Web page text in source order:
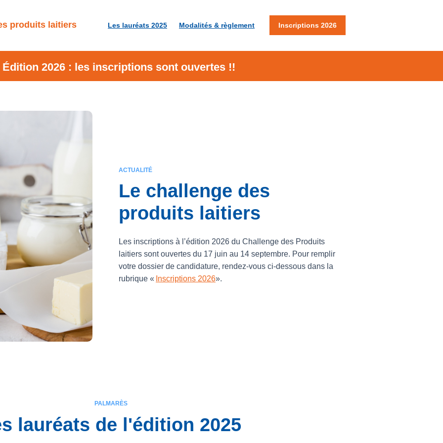
Inscriptions 2026
produits laitiers Les lauréats 2025 Modalités & règlement
Édition 2026 : les inscriptions sont ouvertes !!
ACTUALITÉ
Le challenge des
produits laitiers
Les inscriptions à l’édition 2026 du Challenge des Produits
laitiers sont ouvertes du 17 juin au 14 septembre. Pour remplir
votre dossier de candidature, rendez-vous ci-dessous dans la
rubrique « Inscriptions 2026».
PALMARÈS
lauréats de l'édition 2025